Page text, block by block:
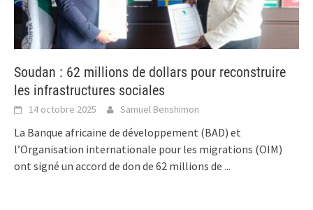
Soudan : 62 millions de dollars pour reconstruire
les infrastructures sociales
14 octobre 2025 Samuel Benshimon
La Banque africaine de développement (BAD) et
l’Organisation internationale pour les migrations (OIM)
ont signé un accord de don de 62 millions de ...